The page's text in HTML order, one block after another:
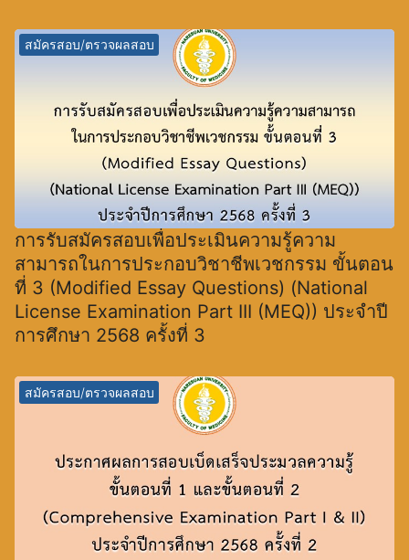
สมัครสอบ/ตรวจผลสอบ
การรับสมัครสอบเพื่อประเมินความรู้ความ
สามารถในการประกอบวิชาชีพเวชกรรม ขั้นตอน
ที่ 3 (Modified Essay Questions) (National
License Examination Part III (MEQ)) ประจำปี
การศึกษา 2568 ครั้งที่ 3
สมัครสอบ/ตรวจผลสอบ